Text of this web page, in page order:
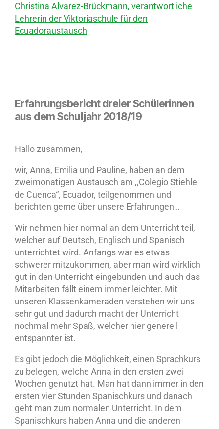
Christina Alvarez-Brückmann, verantwortliche
Lehrerin der Viktoriaschule für den
Ecuadoraustausch
Erfahrungsbericht dreier Schülerinnen
aus dem Schuljahr 2018/19
Hallo zusammen,
wir, Anna, Emilia und Pauline, haben an dem
zweimonatigen Austausch am ,,Colegio Stiehle
de Cuenca“, Ecuador, teilgenommen und
berichten gerne über unsere Erfahrungen…
Wir nehmen hier normal an dem Unterricht teil,
welcher auf Deutsch, Englisch und Spanisch
unterrichtet wird. Anfangs war es etwas
schwerer mitzukommen, aber man wird wirklich
gut in den Unterricht eingebunden und auch das
Mitarbeiten fällt einem immer leichter. Mit
unseren Klassenkameraden verstehen wir uns
sehr gut und dadurch macht der Unterricht
nochmal mehr Spaß, welcher hier generell
entspannter ist.
Es gibt jedoch die Möglichkeit, einen Sprachkurs
zu belegen, welche Anna in den ersten zwei
Wochen genutzt hat. Man hat dann immer in den
ersten vier Stunden Spanischkurs und danach
geht man zum normalen Unterricht. In dem
Spanischkurs haben Anna und die anderen